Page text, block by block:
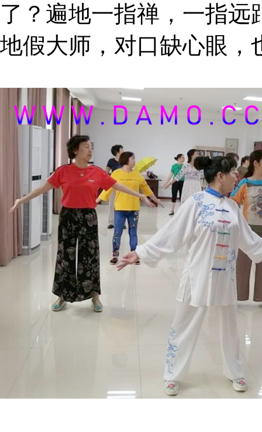
了？遍地一指禅，一指
地假大师，对口缺心眼，